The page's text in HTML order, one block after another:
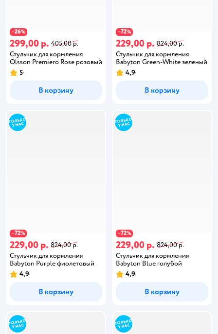
−26%
299,00 р. 405,00 р.
Стульчик для кормления
Olsson Premiero Rose розовый
5
В корзину
−72%
229,00 р. 824,00 р.
Стульчик для кормления
Babyton Green-White зеленый
4,9
В корзину
−72%
229,00 р. 824,00 р.
Стульчик для кормления
Babyton Purple фиолетовый
4,9
В корзину
−72%
229,00 р. 824,00 р.
Стульчик для кормления
Babyton Blue голубой
4,9
В корзину